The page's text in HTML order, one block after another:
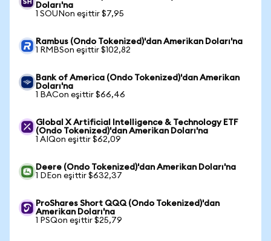
Doları'na
1 SOUNon eşittir $7,95
Rambus (Ondo Tokenized)'dan Amerikan Doları'na
1 RMBSon eşittir $102,82
Bank of America (Ondo Tokenized)'dan Amerikan
Doları'na
1 BACon eşittir $66,46
Global X Artificial Intelligence & Technology ETF
(Ondo Tokenized)'dan Amerikan Doları'na
1 AIQon eşittir $62,09
Deere (Ondo Tokenized)'dan Amerikan Doları'na
1 DEon eşittir $632,37
ProShares Short QQQ (Ondo Tokenized)'dan
Amerikan Doları'na
1 PSQon eşittir $25,79